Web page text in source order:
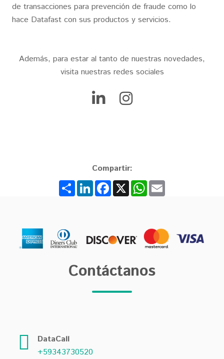
de transacciones para prevención de fraude como lo
hace Datafast con sus productos y servicios.
Además, para estar al tanto de nuestras novedades,
visita nuestras redes sociales
Compartir:
ShareLinkedInFacebook
X WhatsApp
Contáctanos
DataCall
+59343730520